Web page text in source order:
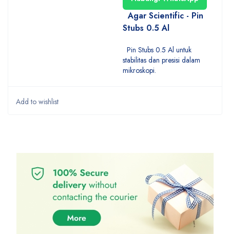
Agar Scientific - Pin
Stubs 0.5 Al
Pin Stubs 0.5 Al untuk
stabilitas dan presisi dalam
mikroskopi.